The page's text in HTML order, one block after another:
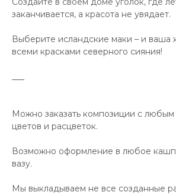
заканчивается, а красота не увядает.
Выберите исландские маки – и ваша
всеми красками северного сияния!
Можно заказать композиции с любым
цветов и расцветок.
Возможно оформление в любое
вазу.
Мы выкладываем не все созданные